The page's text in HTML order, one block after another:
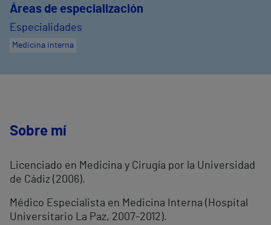
Áreas de especialización
Especialidades
Medicina interna
Sobre mí
Licenciado en Medicina y Cirugía por la Universidad
de Cádiz (2006).
Médico Especialista en Medicina Interna (Hospital
Universitario La Paz, 2007-2012).